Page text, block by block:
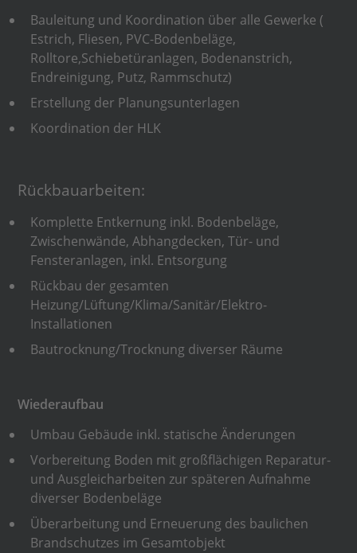
Bauleitung und Koordination über alle Gewerke (
Estrich, Fliesen, PVC-Bodenbeläge,
Rolltore,Schiebetüranlagen, Bodenanstrich,
Endreinigung, Putz, Rammschutz)
Erstellung der Planungsunterlagen
Koordination der HLK
Rückbauarbeiten:
Komplette Entkernung inkl. Bodenbeläge,
Zwischenwände, Abhangdecken, Tür- und
Fensteranlagen, inkl. Entsorgung
Rückbau der gesamten
Heizung/Lüftung/Klima/Sanitär/Elektro-
Installationen
Bautrocknung/Trocknung diverser Räume
Wiederaufbau
Umbau Gebäude inkl. statische Änderungen
Vorbereitung Boden mit großflächigen Reparatur-
und Ausgleicharbeiten zur späteren Aufnahme
diverser Bodenbeläge
Überarbeitung und Erneuerung des baulichen
Brandschutzes im Gesamtobjekt